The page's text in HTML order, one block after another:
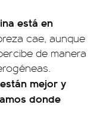
está en
cae, aunque
de manera
mejor y
donde